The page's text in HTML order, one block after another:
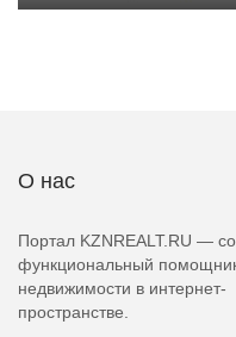
О нас
Портал KZNREALT.RU —
функциональный
недвижимости в интернет-
пространстве.